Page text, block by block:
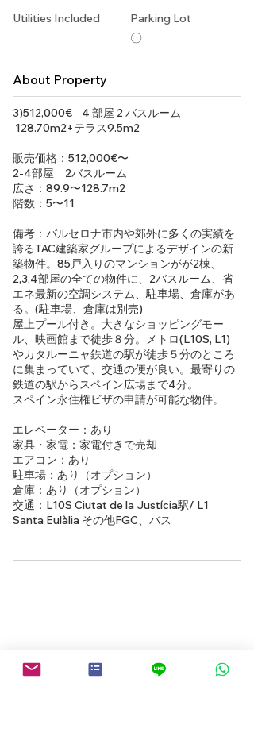
Utilities Included Parking Lot
〇
About Property
3)512,000€ 4 部屋 2 バスルーム
128.70m2+テラス9.5m2
販売価格：512,000€〜
2-4部屋 2バスルーム
広さ：89.9〜128.7m2
階数：5〜11
備考：バルセロナ市内や郊外に多くの実績を
誇るTAC建築家グループによるデザインの新
築物件。85戸入りのマンションがが2棟、
2,3,4部屋の全ての物件に、2バスルーム、省
エネ最新の空調システム、駐車場、倉庫があ
る。(駐車場、倉庫は別売)
屋上プール付き。大きなショッピングモー
ル、映画館まで徒歩８分。メトロ(L10S, L1)
やカタルーニャ鉄道の駅が徒歩５分のところ
に集まっていて、交通の便が良い。最寄りの
鉄道の駅からスペイン広場まで4分。
スペイン永住権ビザの申請が可能な物件。
エレベーター：あり
家具・家電：家電付きで売却
エアコン：あり
駐車場：あり（オプション）
倉庫：あり（オプション）
交通：L10S Ciutat de la Justícia駅/ L1
Santa Eulàlia その他FGC、バス